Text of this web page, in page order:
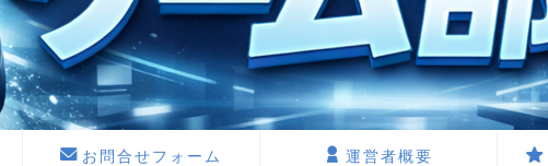
お問合せフォーム 運営者概要